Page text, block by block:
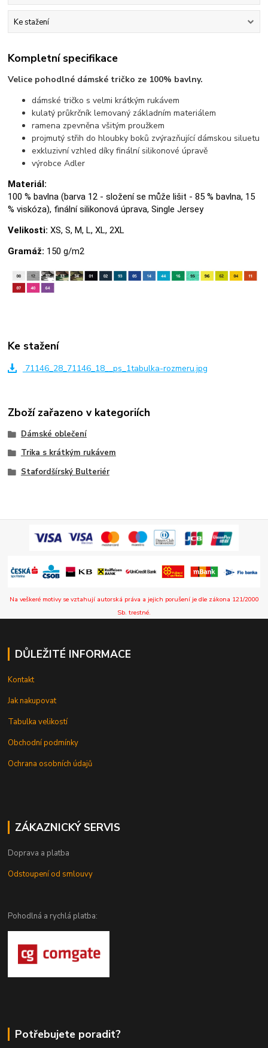
Ke stažení
Kompletní specifikace
Velice pohodlné dámské tričko ze 100% bavlny.
dámské tričko s velmi krátkým rukávem
kulatý průkrčník lemovaný základním materiálem
ramena zpevněna všitým proužkem
projmutý střih do hloubky boků zvýrazňující dámskou siluetu
exkluzivní vzhled díky finální silikonové úpravě
výrobce Adler
Materiál:
100 % bavlna (barva 12 - složení se může lišit - 85 % bavlna, 15
% viskóza), finální silikonová úprava, Single Jersey
Velikosti: XS, S, M, L, XL, 2XL
Gramáž: 150 g/m2
Ke stažení
71146_28_71146_18__ps_1tabulka-rozmeru.jpg
Zboží zařazeno v kategoriích
Dámské oblečení
Trika s krátkým rukávem
Stafordšírský Bulteriér
Na veškeré motivy se vztahují autorská práva a jejich porušení je dle zákona 121/2000
Sb. trestné.
DŮLEŽITÉ INFORMACE
Kontakt
Jak nakupovat
Tabulka velikostí
Obchodní podmínky
Ochrana osobních údajů
ZÁKAZNICKÝ SERVIS
Doprava a platba
Odstoupení od smlouvy
Pohodlná a rychlá platba:
Potřebujete poradit?